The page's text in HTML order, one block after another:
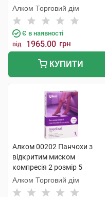
чорний 1 пара
Алком Торговий дім
Є в наявності
від 1965.00 грн
КУПИТИ
Алком 00202 Панчохи з
відкритим миском
компресія 2 розмір 5
бежевий 1 пара
Алком Торговий дім